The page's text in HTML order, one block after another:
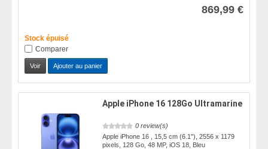
869,99 €
Stock épuisé
Comparer
Voir Ajouter au panier
Apple iPhone 16 128Go Ultramarine
0 review(s)
Apple iPhone 16 , 15,5 cm (6.1"), 2556 x 1179
pixels, 128 Go, 48 MP, iOS 18, Bleu